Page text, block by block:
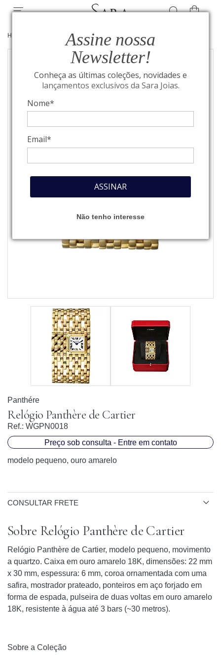
Assine nossa
Newsletter!
Conheça as últimas coleções, novidades e
lançamentos exclusivos da Sara Joias.
Nome*
Email*
ASSINAR
Não tenho interesse
HOME PANTHÉRE
Panthére
Relógio Panthère de Cartier
Ref.: WGPN0018
Preço sob consulta - Entre em contato
modelo pequeno, ouro amarelo
CONSULTAR FRETE
Sobre Relógio Panthère de Cartier
Relógio Panthère de Cartier, modelo pequeno, movimento
a quartzo. Caixa em ouro amarelo 18K, dimensões: 22 mm
x 30 mm, espessura: 6 mm, coroa ornamentada com uma
safira, mostrador prateado, ponteiros em aço forjado em
forma de espada, pulseira de duas voltas em ouro amarelo
18K, resistente à água até 3 bars (~30 metros).
Sobre a Coleção